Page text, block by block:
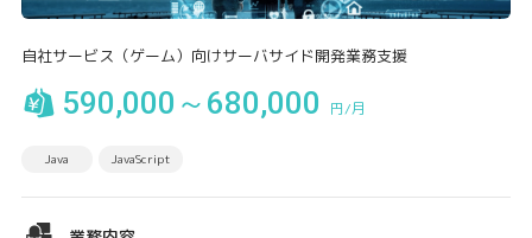
自社サービス（ゲーム）向けサーバサイド開発業務支援
590,000～680,000 円/月
Java JavaScript